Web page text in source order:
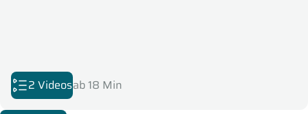
2 Videosab 18 Min